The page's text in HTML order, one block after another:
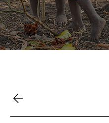
언론보도